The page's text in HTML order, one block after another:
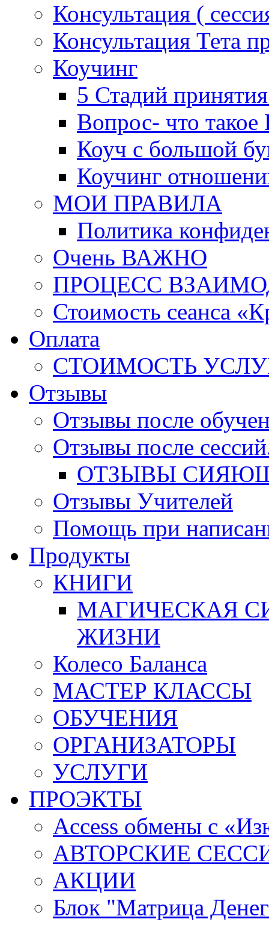
Консультация (
Консультация Тета
Коучинг
5 Стадий
Вопрос- что такое
Коуч с большой
Коучинг
МОИ ПРАВИЛА
Политика
Очень ВАЖНО
ПРОЦЕСС
Стоимость сеанса
Оплата
СТОИМОСТЬ
Отзывы
Отзывы после
Отзывы после
ОТЗЫВЫ
Отзывы Учителей
Помощь при
Продукты
КНИГИ
МАГИЧЕСКАЯ
ЖИЗНИ
Колесо Баланса
МАСТЕР КЛАССЫ
ОБУЧЕНИЯ
ОРГАНИЗАТОРЫ
УСЛУГИ
ПРОЭКТЫ
Access обмены с
АВТОРСКИЕ
АКЦИИ
Блок "Матрица